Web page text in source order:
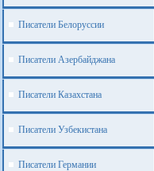
Писатели Белоруссии
Писатели Азербайджана
Писатели Казахстана
Писатели Узбекистана
Писатели Германии